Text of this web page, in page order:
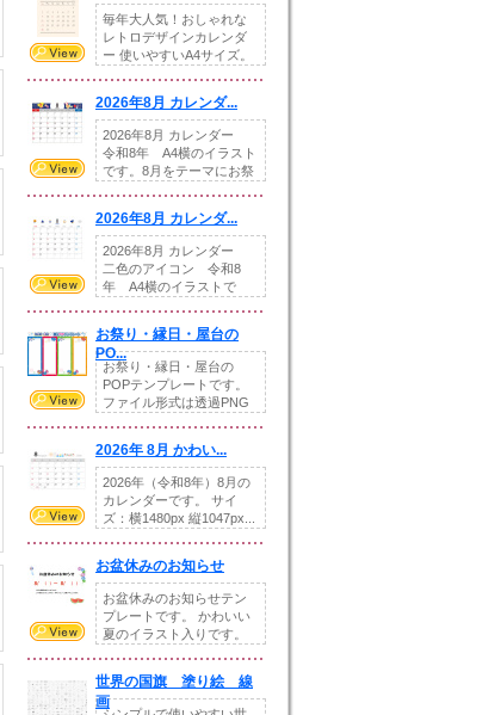
毎年大人気！おしゃれな
レトロデザインカレンダ
ー 使いやすいA4サイズ。
2026年8月 カレンダ...
2026年8月 カレンダー
令和8年 A4横のイラスト
です。8月をテーマにお祭
2026年8月 カレンダ...
2026年8月 カレンダー
二色のアイコン 令和8
年 A4横のイラストで
お祭り・縁日・屋台の
PO...
お祭り・縁日・屋台の
POPテンプレートです。
ファイル形式は透過PNG
2026年 8月 かわい...
2026年（令和8年）8月の
カレンダーです。 サイ
ズ：横1480px 縦1047px...
お盆休みのお知らせ
お盆休みのお知らせテン
プレートです。 かわいい
夏のイラスト入りです。
世界の国旗 塗り絵 線
画